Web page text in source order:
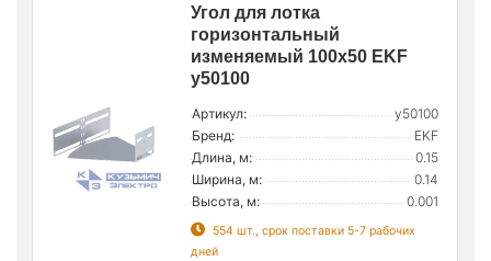
Угол для лотка
горизонтальный
изменяемый 100х50 EKF
y50100
Артикул:
y50100
Бренд:
EKF
Длина, м:
0.15
Ширина, м:
0.14
Высота, м:
0.001
554 шт., срок поставки 5-7 рабочих
дней